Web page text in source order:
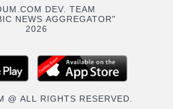
DEV. TEAM
NEWS AGGREGATOR"
2026
@ ALL RIGHTS RESERVED.